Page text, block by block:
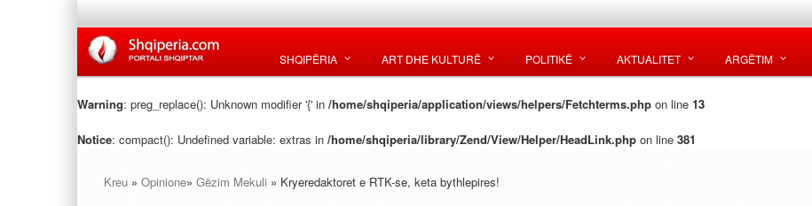
SHQIPËRIA ART DHE KULTURË POLITIKË AKTUALITET ARGËTIM
Warning: preg_replace(): Unknown modifier '{' in /home/shqiperia/application/views/helpers/Fetchterms.php on line 13
Notice: compact(): Undefined variable: extras in /home/shqiperia/library/Zend/View/Helper/HeadLink.php on line 381
Kreu » Opinione» Gëzim Mekuli » Kryeredaktoret e RTK-se, keta bythlepires!